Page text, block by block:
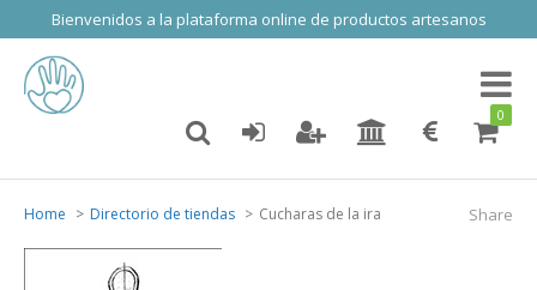
Bienvenidos a la plataforma online de productos artesanos
Toggle
0
Share
Home Directorio de tiendas Cucharas de la ira